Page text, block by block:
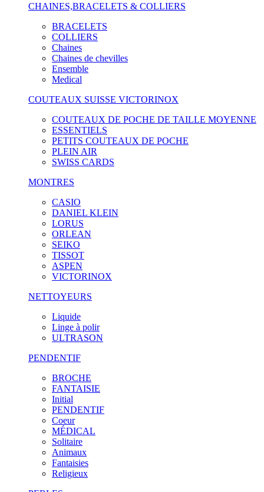
CHAINES,BRACELETS & COLLIERS
BRACELETS
COLLIERS
Chaines
Chaines de chevilles
Ensemble
Medical
COUTEAUX SUISSE VICTORINOX
COUTEAUX DE POCHE DE TAILLE MOYENNE
ESSENTIELS
PETITS COUTEAUX DE POCHE
PLEIN AIR
SWISS CARDS
MONTRES
CASIO
DANIEL KLEIN
LORUS
ORLEAN
SEIKO
TISSOT
ASPEN
VICTORINOX
NETTOYEURS
Liquide
Linge à polir
ULTRASON
PENDENTIF
BROCHE
FANTAISIE
Initial
PENDENTIF
Coeur
MÉDICAL
Solitaire
Animaux
Fantaisies
Religieux